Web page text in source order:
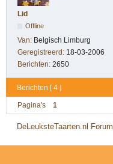
Lid
Offline
Van: Belgisch Limburg
Geregistreerd: 18-03-2006
Berichten: 2650
Berichten [ 4 ]
Pagina's 1
DeLeuksteTaarten.nl Forum